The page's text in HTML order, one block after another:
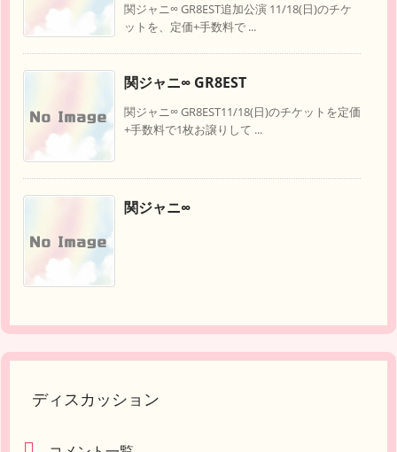
関ジャニ∞ GR8EST追加公演 11/18(日)のチケ
ットを、定価+手数料で ...
関ジャニ∞ GR8EST
関ジャニ∞ GR8EST11/18(日)のチケットを定価
+手数料で1枚お譲りして ...
関ジャニ∞
ディスカッション